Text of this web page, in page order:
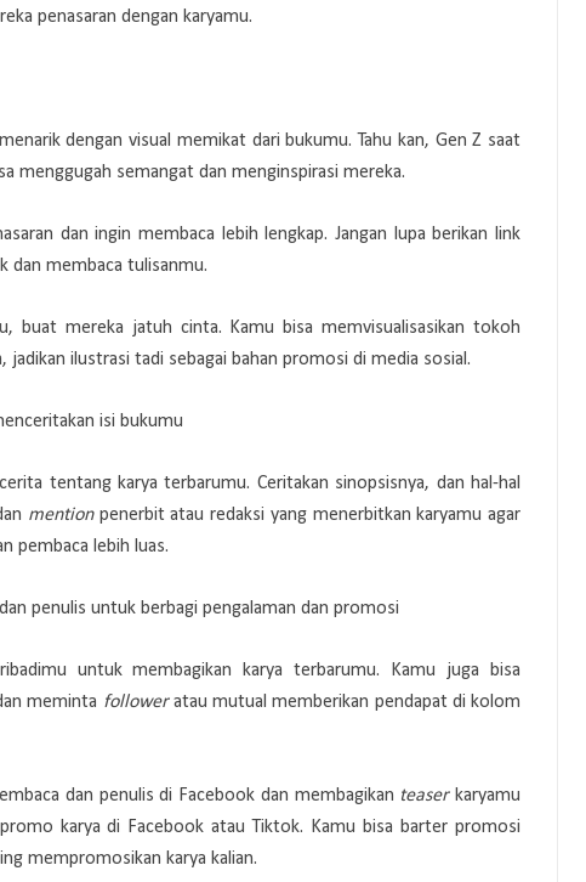
penasaran dengan karyamu.
dengan visual memikat dari bukumu. Tahu kan, Gen Z saat
menggugah semangat dan menginspirasi mereka.
dan ingin membaca lebih lengkap. Jangan lupa berikan link
dan membaca tulisanmu.
buat mereka jatuh cinta. Kamu bisa memvisualisasikan tokoh
ilustrasi tadi sebagai bahan promosi di media sosial.
isi bukumu
tentang karya terbarumu. Ceritakan sinopsisnya, dan hal-hal
mentionpenerbit atau redaksi yang menerbitkan karyamu agar
pembaca lebih luas.
penulis untuk berbagi pengalaman dan promosi
untuk membagikan karya terbarumu. Kamu juga bisa
meminta followeratau mutual memberikan pendapat di kolom
dan penulis di Facebook dan membagikan teaser karyamu
karya di Facebook atau Tiktok. Kamu bisa barter promosi
mempromosikan karya kalian.